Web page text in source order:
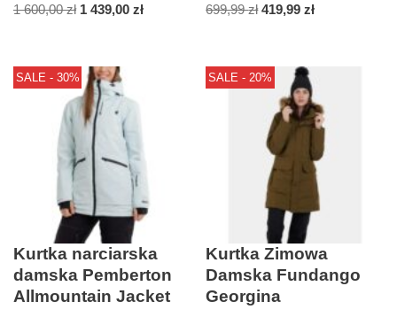
1 600,00zł 1 439,00 zł 699,99zł 419,99zł
SALE - 30%
Kurtka narciarska
damska Pemberton
Allmountain Jacket
SALE - 20%
Kurtka Zimowa
Damska Fundango
Georgina